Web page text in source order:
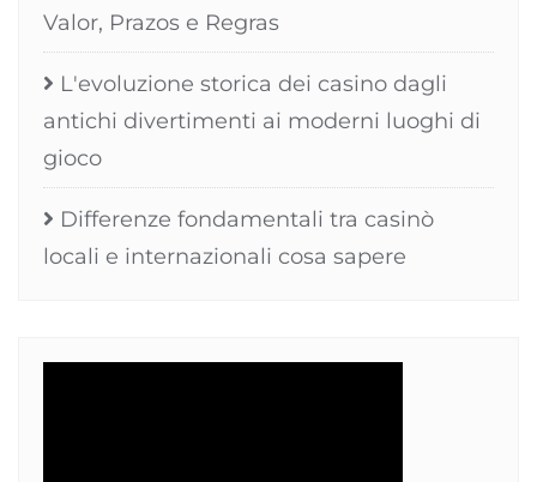
Valor, Prazos e Regras
L'evoluzione storica dei casino dagli
antichi divertimenti ai moderni luoghi di
gioco
Differenze fondamentali tra casinò
locali e internazionali cosa sapere